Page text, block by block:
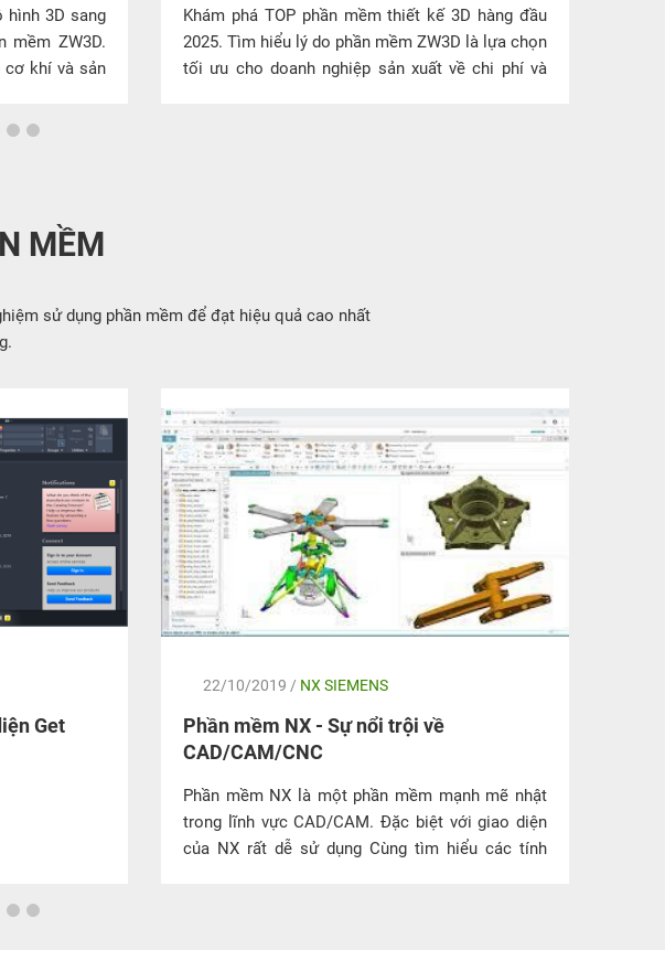
hình 3D sang
mềm ZW3D.
cơ khí và sản
Khám phá TOP phần mềm thiết kế 3D hàng đầu
2025. Tìm hiểu lý do phần mềm ZW3D là lựa chọn
tối ưu cho doanh nghiệp sản xuất về chi phí và
MỀM
sử dụng phần mềm để đạt hiệu quả cao nhất
Get
22/10/2019 / NX SIEMENS
Phần mềm NX - Sự nổi trội về
CAD/CAM/CNC
Phần mềm NX là một phần mềm mạnh mẽ nhật
trong lĩnh vực CAD/CAM. Đặc biệt với giao diện
của NX rất dễ sử dụng Cùng tìm hiểu các tính